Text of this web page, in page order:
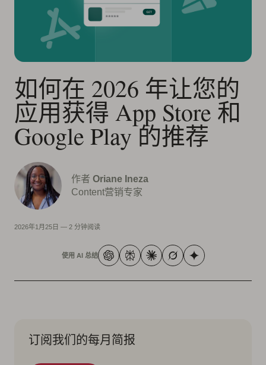
如何在 2026 年让您的
应用获得 App Store 和
Google Play 的推荐
作者 Oriane Ineza
Content营销专家
2026年1月25日 — 2 分钟阅读
使用 AI 总结
订阅我们的每月简报